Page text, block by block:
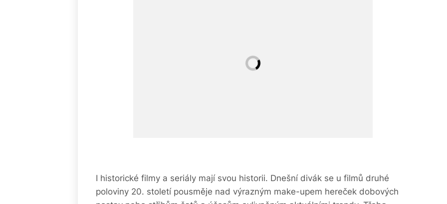
I historické filmy a seriály mají svou historii. Dnešní divák se u filmů druhé
poloviny 20. století pousměje nad výrazným make-upem hereček dobových